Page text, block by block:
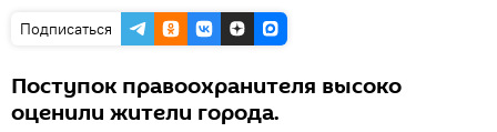
Подписаться
Поступок правоохранителя высоко
оценили жители города.